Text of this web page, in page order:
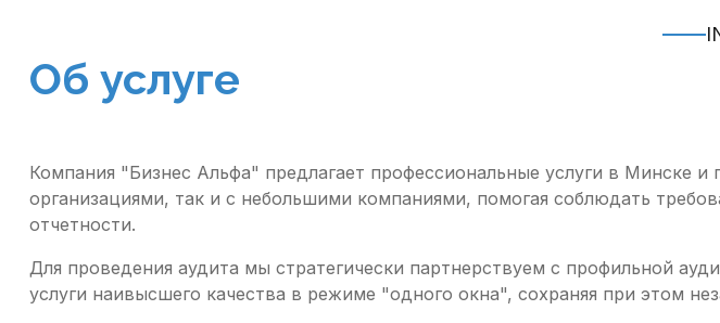
Об услуге
Компания "Бизнес Альфа" предлагает профессиональные услуги в Минске
организациями, так и с небольшими компаниями, помогая соблюдать
отчетности.
Для проведения аудита мы стратегически партнерствуем с профильной
услуги наивысшего качества в режиме "одного окна", сохраняя при этом